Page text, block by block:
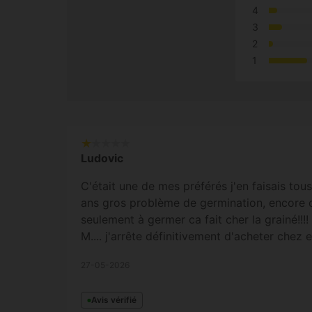
4
3
2
1
Ludovic
C'était une de mes préférés j'en faisais
ans gros problème de germination, encore
seulement à germer ca fait cher la
M.... j'arrête définitivement d'acheter chez
Avis vérifié